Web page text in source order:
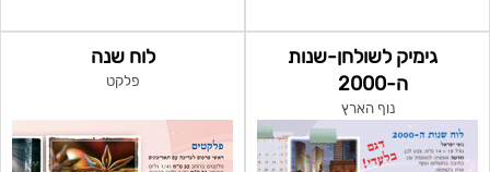
גימיק לשולחן-שנות
ה-2000
נוף הארץ
לוח שנה
פלקט